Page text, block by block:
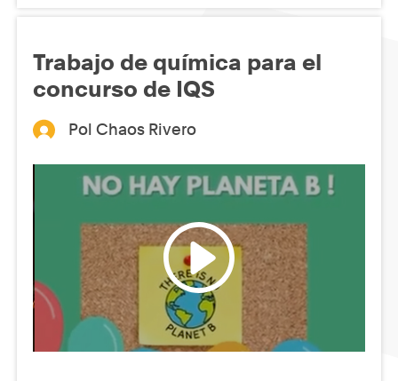
Trabajo de química para el
concurso de IQS
Pol Chaos Rivero